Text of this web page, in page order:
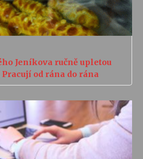
Jeníkova ručně upletou
od rána do rána